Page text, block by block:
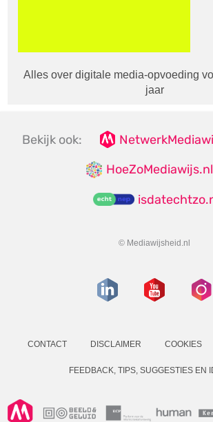
Alles over digitale media-opvoeding
jaar
Bekijk ook:
HoeZoMediawijs.nl
© Mediawijsheid.nl
CONTACT DISCLAIMER COOKIES
FEEDBACK, TIPS, SUGGESTIES EN